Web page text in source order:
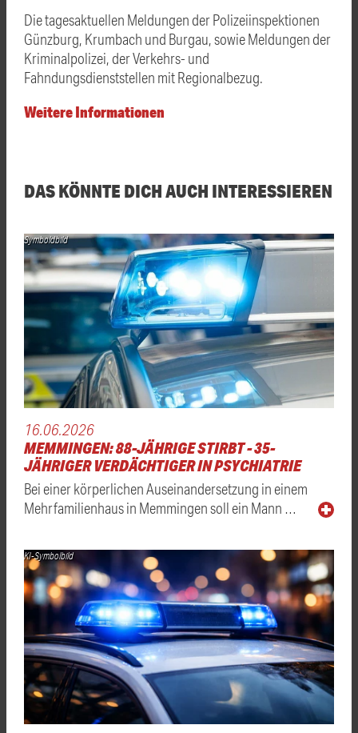
Die tagesaktuellen Meldungen der Polizeiinspektionen
Günzburg, Krumbach und Burgau, sowie Meldungen der
Kriminalpolizei, der Verkehrs- und
Fahndungsdienststellen mit Regionalbezug.
Weitere Informationen
DAS KÖNNTE DICH AUCH INTERESSIEREN
Symboldbild
16.06.2026
MEMMINGEN: 88-JÄHRIGE STIRBT - 35-
JÄHRIGER VERDÄCHTIGER IN PSYCHIATRIE
Bei einer körperlichen Auseinandersetzung in einem
Mehrfamilienhaus in Memmingen soll ein Mann …
KI-Symbolbild